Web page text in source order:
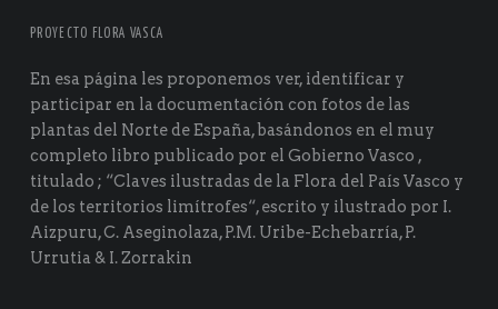
PROYECTO FLORA VASCA
En esa página les proponemos ver, identificar y
participar en la documentación con fotos de las
plantas del Norte de España, basándonos en el muy
completo libro publicado por el Gobierno Vasco ,
titulado ; “Claves ilustradas de la Flora del País Vasco y
de los territorios limítrofes“, escrito y ilustrado por I.
Aizpuru, C. Aseginolaza, P.M. Uribe-Echebarría, P.
Urrutia & I. Zorrakin